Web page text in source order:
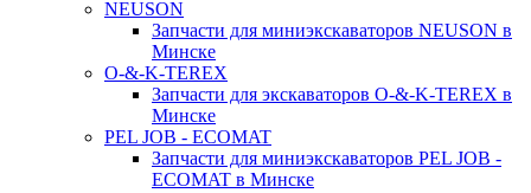
NEUSON
Запчасти для миниэкскаваторов NEUSON в
Минске
O-&-K-TEREX
Запчасти для экскаваторов O-&-K-TEREX в
Минске
PEL JOB - ECOMAT
Запчасти для миниэкскаваторов PEL JOB -
ECOMAT в Минске